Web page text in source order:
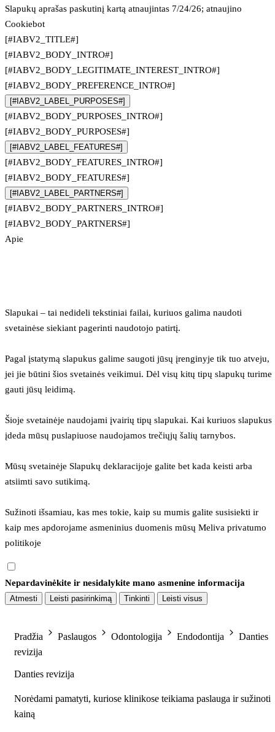
Slapukų aprašas paskutinį kartą atnaujintas 7/24/26; atnaujino
Cookiebot
[#IABV2_TITLE#]
[#IABV2_BODY_INTRO#]
[#IABV2_BODY_LEGITIMATE_INTEREST_INTRO#]
[#IABV2_BODY_PREFERENCE_INTRO#]
[#IABV2_LABEL_PURPOSES#]
[#IABV2_BODY_PURPOSES_INTRO#]
[#IABV2_BODY_PURPOSES#]
[#IABV2_LABEL_FEATURES#]
[#IABV2_BODY_FEATURES_INTRO#]
[#IABV2_BODY_FEATURES#]
[#IABV2_LABEL_PARTNERS#]
[#IABV2_BODY_PARTNERS_INTRO#]
[#IABV2_BODY_PARTNERS#]
Apie
Slapukai – tai nedideli tekstiniai failai, kuriuos galima naudoti
svetainėse siekiant pagerinti naudotojo patirtį.
Pagal įstatymą slapukus galime saugoti jūsų įrenginyje tik tuo atveju,
jei jie būtini šios svetainės veikimui. Dėl visų kitų tipų slapukų turime
gauti jūsų leidimą.
Šioje svetainėje naudojami įvairių tipų slapukai. Kai kuriuos slapukus
įdeda mūsų puslapiuose naudojamos trečiųjų šalių tarnybos.
Mūsų svetainėje Slapukų deklaracijoje galite bet kada keisti arba
atsiimti savo sutikimą.
Sužinoti išsamiau, kas mes tokie, kaip su mumis galite susisiekti ir
kaip mes apdorojame asmeninius duomenis mūsų Meliva privatumo
politikoje
Nepardavinėkite ir nesidalykite mano asmenine informacija
Atmesti Leisti pasirinkimą Tinkinti Leisti visus
Pradžia Paslaugos Odontologija Endodontija
Danties
revizija
Danties revizija
Norėdami pamatyti, kuriose klinikose teikiama paslauga ir sužinoti
kainą